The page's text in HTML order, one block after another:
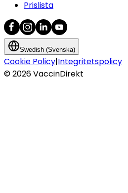
Prislista
Swedish (Svenska)
Cookie Policy|Integritetspolicy
©2026VaccinDirekt